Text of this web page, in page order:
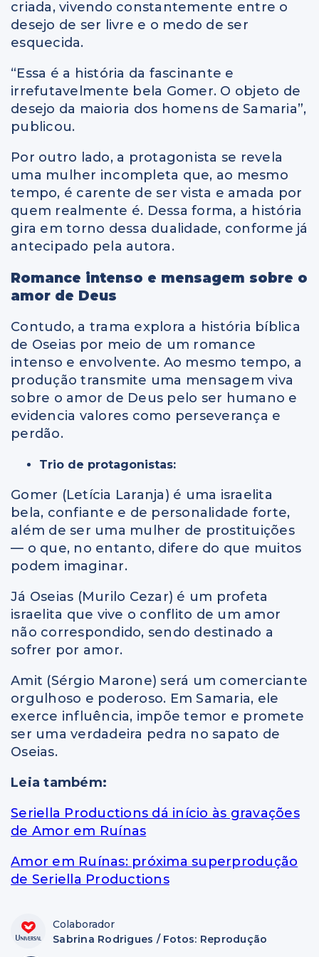
criada, vivendo constantemente entre o
desejo de ser livre e o medo de ser
esquecida.
“Essa é a história da fascinante e
irrefutavelmente bela Gomer. O objeto de
desejo da maioria dos homens de Samaria”,
publicou.
Por outro lado, a protagonista se revela
uma mulher incompleta que, ao mesmo
tempo, é carente de ser vista e amada por
quem realmente é. Dessa forma, a história
gira em torno dessa dualidade, conforme já
antecipado pela autora.
Romance intenso e mensagem sobre o
amor de Deus
Contudo, a trama explora a história bíblica
de Oseias por meio de um romance
intenso e envolvente. Ao mesmo tempo, a
produção transmite uma mensagem viva
sobre o amor de Deus pelo ser humano e
evidencia valores como perseverança e
perdão.
Trio de protagonistas:
Gomer (Letícia Laranja) é uma israelita
bela, confiante e de personalidade forte,
além de ser uma mulher de prostituições
— o que, no entanto, difere do que muitos
podem imaginar.
Já Oseias (Murilo Cezar) é um profeta
israelita que vive o conflito de um amor
não correspondido, sendo destinado a
sofrer por amor.
Amit (Sérgio Marone) será um comerciante
orgulhoso e poderoso. Em Samaria, ele
exerce influência, impõe temor e promete
ser uma verdadeira pedra no sapato de
Oseias.
Leia também:
Seriella Productions dá início às gravações
de Amor em Ruínas
Amor em Ruínas: próxima superprodução
de Seriella Productions
Colaborador
Sabrina Rodrigues / Fotos: Reprodução